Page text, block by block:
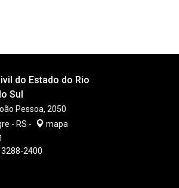
do Estado do Rio
Sul
Pessoa, 2050
- RS -
mapa
2400